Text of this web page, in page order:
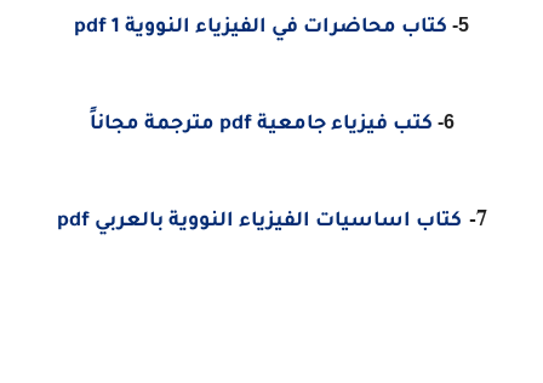
5- كتاب محاضرات في الفيزياء النووية 1 pdf
6- كتب فيزياء جامعية pdf مترجمة مجاناً
7- كتاب اساسيات الفيزياء النووية بالعربي pdf